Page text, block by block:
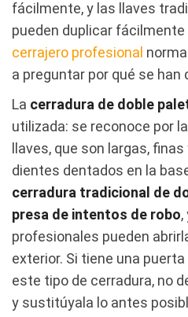
fácilmente, y las llaves
pueden duplicar fácilmente
cerrajero profesional
a preguntar por qué se han
La cerradura de doble
utilizada: se reconoce por
llaves, que son largas,
dientes dentados en la
cerradura tradicional de
presa de intentos de robo
profesionales pueden
exterior. Si tiene una
este tipo de cerradura, no
y sustitúyala lo antes